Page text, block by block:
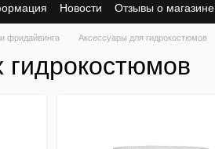
Новости Отзывы о магазине
фридайвинга Аксессуары для гидрокостюмов
гидрокостюмов